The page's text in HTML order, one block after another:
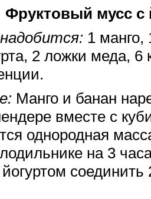
Фруктовый мусс с
1 манго,
2 ложки меда, 6
Манго и банан
вместе с
однородная
на 3
соединить